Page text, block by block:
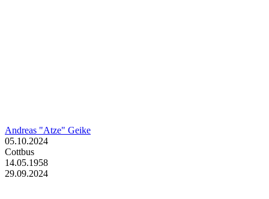
Andreas "Atze" Geike
05.10.2024
Cottbus
14.05.1958
29.09.2024